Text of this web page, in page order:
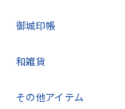
御城印帳
和雑貨
その他アイテム